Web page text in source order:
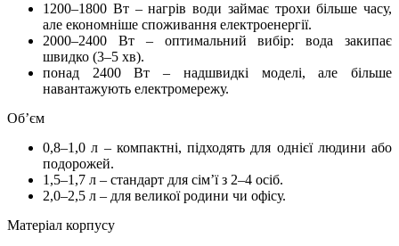
1200–1800 Вт – нагрів води займає трохи більше часу,
але економніше споживання електроенергії.
2000–2400 Вт – оптимальний вибір: вода закипає
швидко (3–5 хв).
понад 2400 Вт – надшвидкі моделі, але більше
навантажують електромережу.
Об’єм
0,8–1,0 л – компактні, підходять для однієї людини або
подорожей.
1,5–1,7 л – стандарт для сім’ї з 2–4 осіб.
2,0–2,5 л – для великої родини чи офісу.
Матеріал корпусу